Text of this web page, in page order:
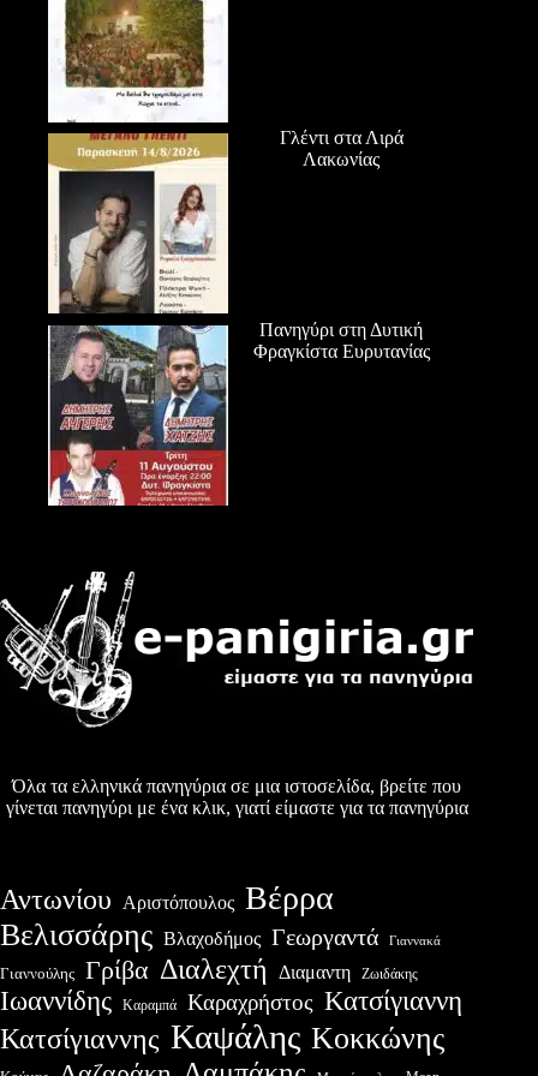
Γλέντι στα Λιρά
Λακωνίας
Πανηγύρι στη Δυτική
Φραγκίστα Ευρυτανίας
Όλα τα ελληνικά πανηγύρια σε μια ιστοσελίδα, βρείτε που
γίνεται πανηγύρι με ένα κλικ, γιατί είμαστε για τα πανηγύρια
Αντωνίου Αριστόπουλος Βέρρα
Βελισσάρης Βλαχοδήμος Γεωργαντά Γιαννακά
Γιαννούλης Γρίβα Διαλεχτή Διαμαντη Ζωιδάκης
Ιωαννίδης Καραμπά Καραχρήστος Κατσίγιαννη
Κατσίγιαννης Καψάλης Κοκκώνης